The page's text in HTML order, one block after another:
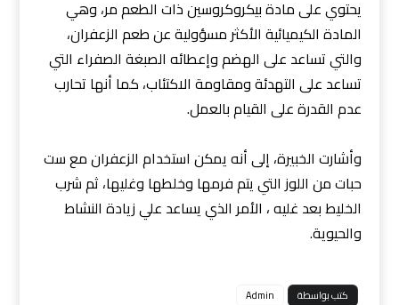
يحتوي على مادة بيكروكروسين ذات الطعم مر، وهي
المادة الكيميائية الأكثر مسؤولية عن طعم الزعفران،
والتي تساعد على الهضم وإعطائه الصبغة الصفراء التي
تساعد على التهدئة ومقاومة الاكتئاب، كما أنها تحارب
عدم القدرة على القيام بالعمل.
وأشارت الخبيرة، إلى أنه يمكن استخدام الزعفران مع ست
حبات من اللوز التي يتم فرمها وخلطها وغليها، ثم شرب
الخليط بعد غليه ، الأمر الذي يساعد علي زيادة النشاط
والحيوية.
كتب بواسطة
Admin